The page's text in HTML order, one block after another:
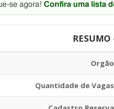
se agora! Confira uma lista
Orgão
Quantidade de Vagas